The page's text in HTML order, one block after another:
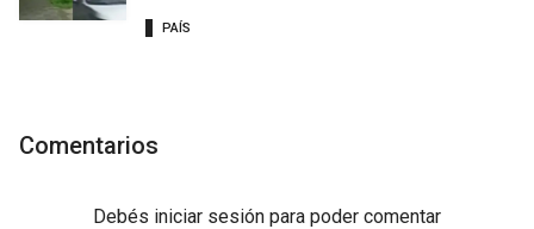
PAÍS
Comentarios
Debés iniciar sesión para poder comentar